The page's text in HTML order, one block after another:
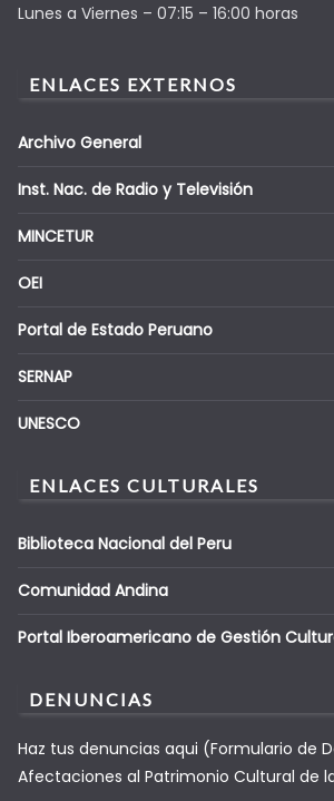
Lunes a Viernes – 07:15 – 16:00 horas
ENLACES EXTERNOS
Archivo General
Inst. Nac. de Radio y Televisión
MINCETUR
OEI
Portal de Estado Peruano
SERNAP
UNESCO
ENLACES CULTURALES
Biblioteca Nacional del Peru
Comunidad Andina
Portal Iberoamericano de Gestión
DENUNCIAS
Haz tus denuncias aqui (Formulario de
Afectaciones al Patrimonio Cultural de